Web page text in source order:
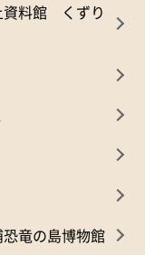
資料館 くずり
竜の島博物館